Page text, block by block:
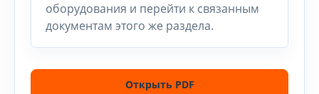
оборудования и перейти к связанным
документам этого же раздела.
Открыть PDF